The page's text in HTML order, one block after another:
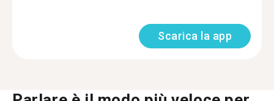
Scarica la app